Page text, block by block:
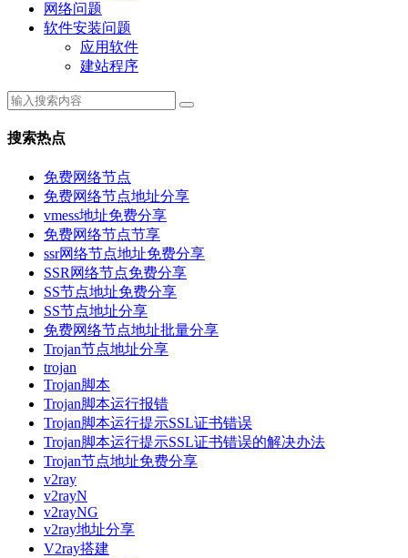
网络问题
软件安装问题
应用软件
建站程序
搜索热点
免费网络节点
免费网络节点地址分享
vmess地址免费分享
免费网络节点节享
ssr网络节点地址免费分享
SSR网络节点免费分享
SS节点地址免费分享
SS节点地址分享
免费网络节点地址批量分享
Trojan节点地址分享
trojan
Trojan脚本
Trojan脚本运行报错
Trojan脚本运行提示SSL证书错误
Trojan脚本运行提示SSL证书错误的解决办法
Trojan节点地址免费分享
v2ray
v2rayN
v2rayNG
v2ray地址分享
V2ray搭建